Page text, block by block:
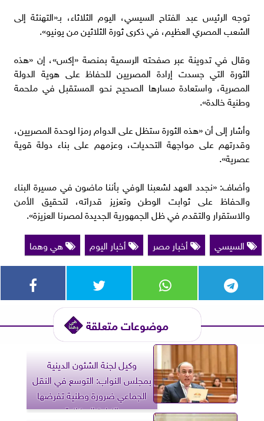
توجه الرئيس عبد الفتاح السيسي، اليوم الثلاثاء، بـ«التهنئة إلى
الشعب المصري العظيم، في ذكرى ثورة الثلاثين من يونيو».
وقال في تدوينة عبر صفحته الرسمية بمنصة «إكس»، إن «هذه
الثورة التي جسدت إرادة المصريين للحفاظ على هوية الدولة
المصرية، واستعادة مسارها الصحيح نحو المستقبل في ملحمة
وطنية خالدة».
وأشار إلى أن «هذه الثورة ستظل على الدوام رمزا لوحدة المصريين،
وقدرتهم على مواجهة التحديات، وعزمهم على بناء دولة قوية
عصرية».
وأضاف: «نجدد العهد لشعبنا الوفي بأننا ماضون في مسيرة البناء
والحفاظ على ثوابت الوطن وتعزيز قدراته، لتحقيق الأمن
والاستقرار والتقدم في ظل الجمهورية الجديدة لمصرنا العزيزة».
السيسي
أخبار مصر أخبار اليوم هي وهما
موضوعات متعلقة
وكيل لجنة الشئون الدينية
بمجلس النواب: التوسع في النقل
الجماعي ضرورة وطنية تفرضها
الزيادة السكانية